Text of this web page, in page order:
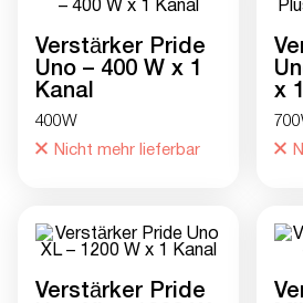
Verstärker Pride
Uno – 400 W x 1
Kanal
400W
Nicht mehr lieferbar
x
Verstärker Pride